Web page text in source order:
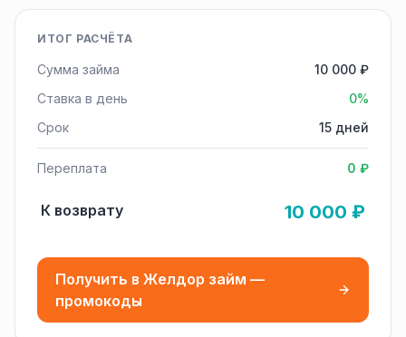
ИТОГ РАСЧЁТА
Сумма займа
10 000 ₽
Ставка в день
0%
Срок
15 дней
Переплата 0 ₽
К возврату 10 000 ₽
Получить в Желдор займ —
промокоды